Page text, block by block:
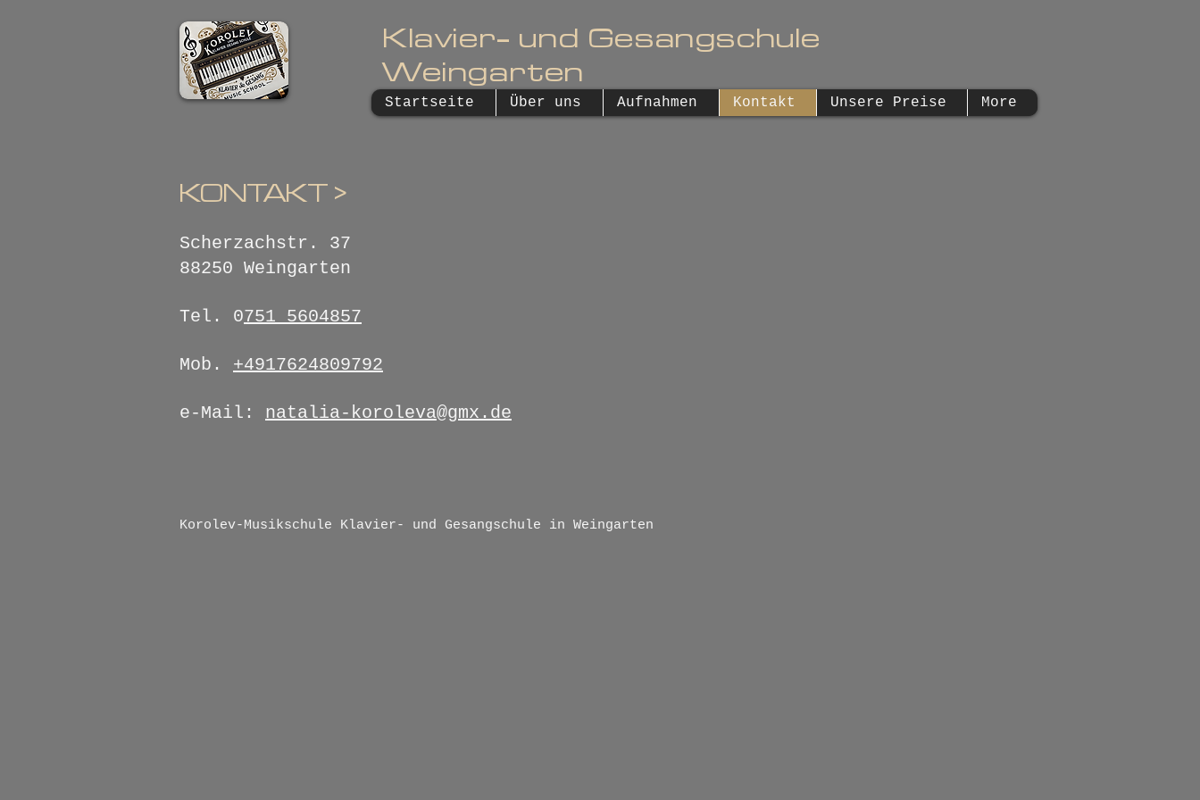
Klavier- und Gesangschule
Weingarten
Startseite Über uns Aufnahmen Kontakt Unsere Preise More
KONTAKT >
Scherzachstr. 37
88250 Weingarten
Tel. 0751 5604857
Mob. +4917624809792
e-Mail: natalia-koroleva@gmx.de
Korolev-Musikschule Klavier- und Gesangschule in Weingarten